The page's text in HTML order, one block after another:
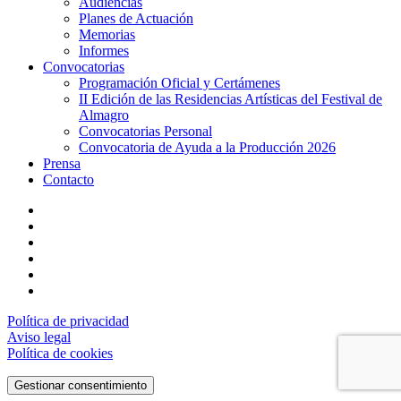
Planes de Actuación
Memorias
Informes
Convocatorias
Programación Oficial y Certámenes
II Edición de las Residencias Artísticas del Festival de
Almagro
Convocatorias Personal
Convocatoria de Ayuda a la Producción 2026
Prensa
Contacto
Política de privacidad
Aviso legal
Política de cookies
Gestionar consentimiento